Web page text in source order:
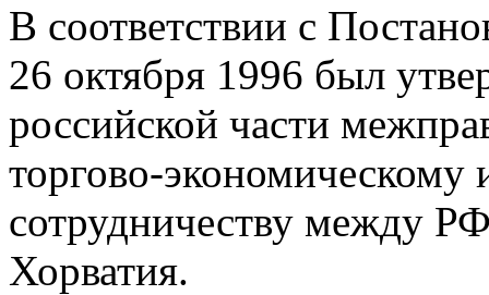
В соответствии с
26 октября 1996 был
российской части
торгово-экономическому
сотрудничеству между
Хорватия.